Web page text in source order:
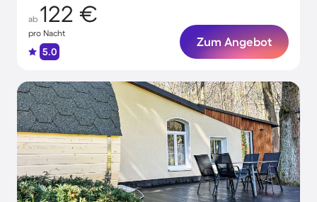
ab 122 €
pro Nacht
5.0
Zum Angebot